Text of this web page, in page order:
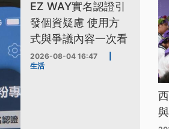
EZ WAY實名認證引
發個資疑慮 使用方
式與爭議內容一次看
2026-08-04 16:47
生活